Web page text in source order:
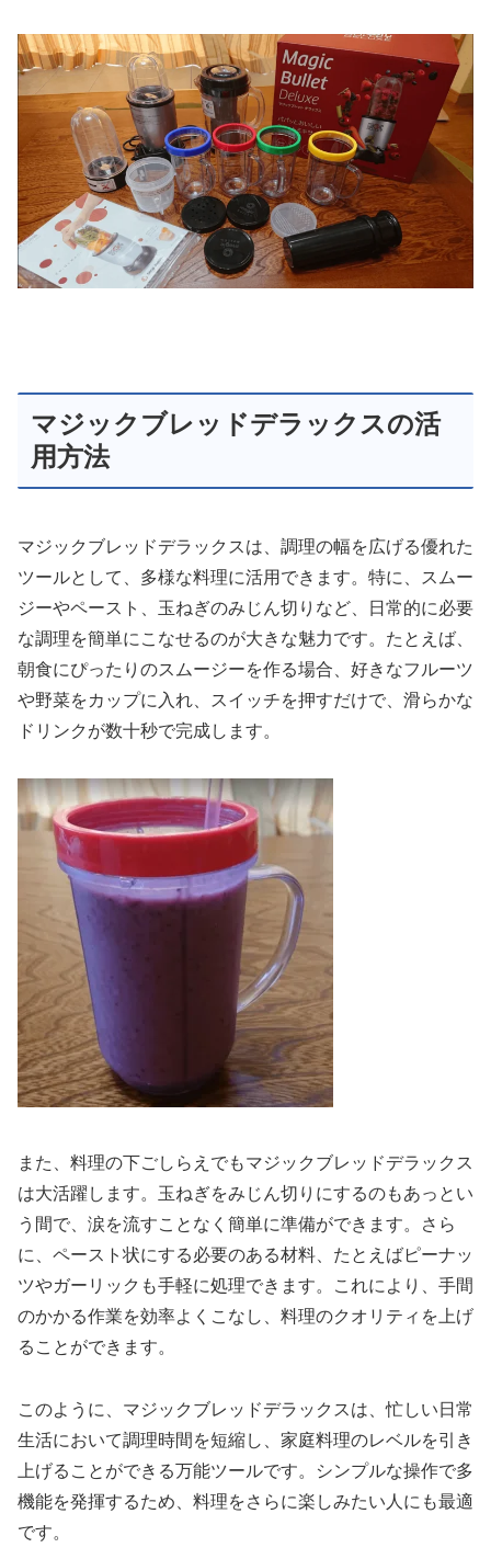
マジックブレッドデラックスの活
用方法
マジックブレッドデラックスは、調理の幅を広げる優れた
ツールとして、多様な料理に活用できます。特に、スムー
ジーやペースト、玉ねぎのみじん切りなど、日常的に必要
な調理を簡単にこなせるのが大きな魅力です。たとえば、
朝食にぴったりのスムージーを作る場合、好きなフルーツ
や野菜をカップに入れ、スイッチを押すだけで、滑らかな
ドリンクが数十秒で完成します。
また、料理の下ごしらえでもマジックブレッドデラックス
は大活躍します。玉ねぎをみじん切りにするのもあっとい
う間で、涙を流すことなく簡単に準備ができます。さら
に、ペースト状にする必要のある材料、たとえばピーナッ
ツやガーリックも手軽に処理できます。これにより、手間
のかかる作業を効率よくこなし、料理のクオリティを上げ
ることができます。
このように、マジックブレッドデラックスは、忙しい日常
生活において調理時間を短縮し、家庭料理のレベルを引き
上げることができる万能ツールです。シンプルな操作で多
機能を発揮するため、料理をさらに楽しみたい人にも最適
です。